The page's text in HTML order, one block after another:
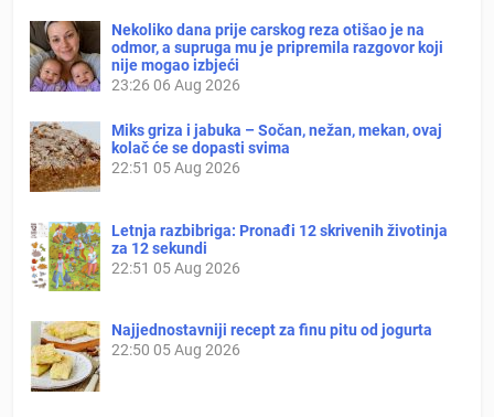
Nekoliko dana prije carskog reza otišao je na
odmor, a supruga mu je pripremila razgovor koji
nije mogao izbjeći
23:26 06 Aug 2026
Miks griza i jabuka – Sočan, nežan, mekan, ovaj
kolač će se dopasti svima
22:51 05 Aug 2026
Letnja razbibriga: Pronađi 12 skrivenih životinja
za 12 sekundi
22:51 05 Aug 2026
Najjednostavniji recept za finu pitu od jogurta
22:50 05 Aug 2026